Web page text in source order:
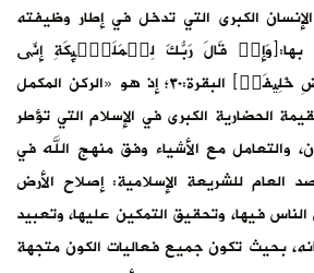
الكبرى التي تدخل في إطار وظيفته
بها:﴿وَإِذۡ قَالَ رَبُّكَ لِلۡمَلَـٰۤىِٕكَةِ إِنِّی
جَاعِلࣱ فِی ٱلۡأَرۡضِ خَلِیفَةࣰ﴾ البقرة:٣٠؛ إذ هو «الركن المكمل
الحضارية الكبرى في الإسلام التي تؤطر
والتعامل مع الأشياء وفق منهج الله في
العام للشريعة الإسلامية: إصلاح الأرض
فيها، وتحقيق التمكين عليها، وتعبيد
بحيث تكون جميع فعاليات الكون متجهة